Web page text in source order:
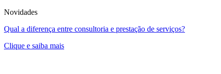
Novidades
Qual a diferença entre consultoria e prestação de serviços?
Clique e saiba mais